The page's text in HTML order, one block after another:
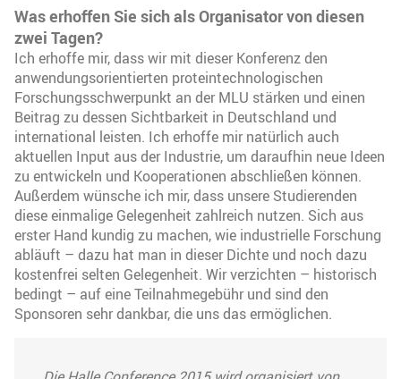
Was erhoffen Sie sich als Organisator von diesen
zwei Tagen?
Ich erhoffe mir, dass wir mit dieser Konferenz den
anwendungsorientierten proteintechnologischen
Forschungsschwerpunkt an der MLU stärken und einen
Beitrag zu dessen Sichtbarkeit in Deutschland und
international leisten. Ich erhoffe mir natürlich auch
aktuellen Input aus der Industrie, um daraufhin neue Ideen
zu entwickeln und Kooperationen abschließen können.
Außerdem wünsche ich mir, dass unsere Studierenden
diese einmalige Gelegenheit zahlreich nutzen. Sich aus
erster Hand kundig zu machen, wie industrielle Forschung
abläuft – dazu hat man in dieser Dichte und noch dazu
kostenfrei selten Gelegenheit. Wir verzichten – historisch
bedingt – auf eine Teilnahmegebühr und sind den
Sponsoren sehr dankbar, die uns das ermöglichen.